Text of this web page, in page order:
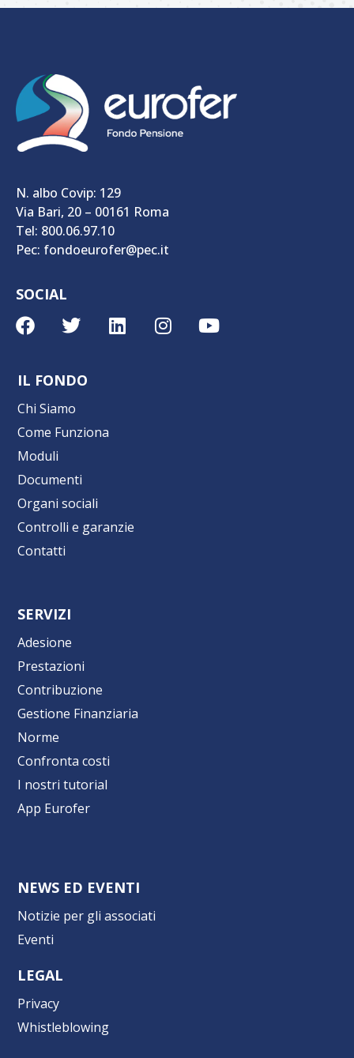
N. albo Covip: 129
Via Bari, 20 – 00161 Roma
Tel: 800.06.97.10
Pec: fondoeurofer@pec.it
SOCIAL
IL FONDO
Chi Siamo
Come Funziona
Moduli
Documenti
Organi sociali
Controlli e garanzie
Contatti
SERVIZI
Adesione
Prestazioni
Contribuzione
Gestione Finanziaria
Norme
Confronta costi
I nostri tutorial
App Eurofer
NEWS ED EVENTI
Notizie per gli associati
Eventi
LEGAL
Privacy
Whistleblowing